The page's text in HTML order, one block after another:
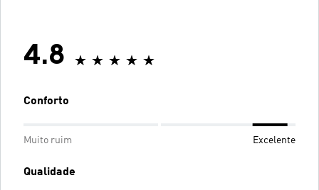
4.8
Conforto
Muito ruim Excelente
Qualidade